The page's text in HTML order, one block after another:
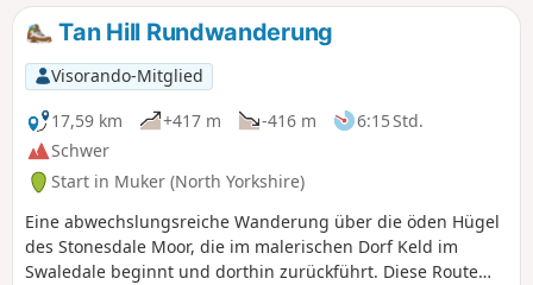
Tan Hill Rundwanderung
Visorando-Mitglied
17,59 km
+417 m -416 m
6:15 Std.
Schwer
Start in Muker (North Yorkshire)
Eine abwechslungsreiche Wanderung über die öden Hügel
des Stonesdale Moor, die im malerischen Dorf Keld im
Swaledale beginnt und dorthin zurückführt. Diese Route